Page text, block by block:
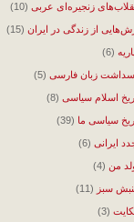
زنجیره‌ای عربی (10)
از زندگی در ایران (15)
(6)
زبان فارسی (5)
اسلام سیاسی (8)
سیاسی ما (39)
ایرانی (6)
من (4)
سبز (11)
(3)